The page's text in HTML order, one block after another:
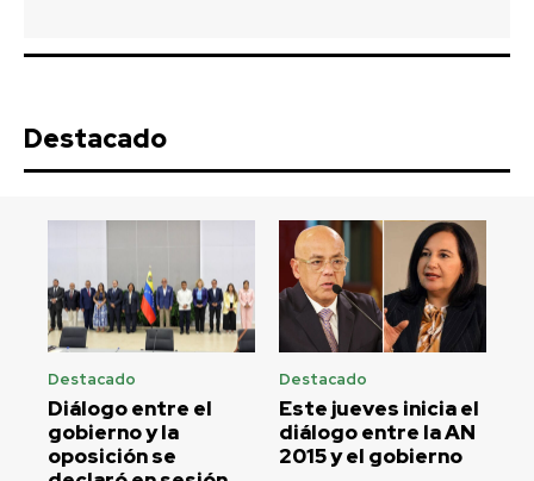
Destacado
Destacado
Diálogo entre el
gobierno y la
oposición se
Destacado
Este jueves inicia el
diálogo entre la AN
2015 y el gobierno